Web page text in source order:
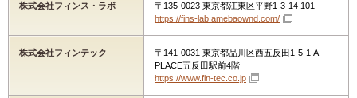
株式会社フィンス・ラボ
〒135-0023 東京都江東区平野1-3-14 101
https://fins-lab.amebaownd.com/
株式会社フィンテック
〒141-0031 東京都品川区西五反田1-5-1 A-
PLACE五反田駅前4階
https://www.fin-tec.co.jp